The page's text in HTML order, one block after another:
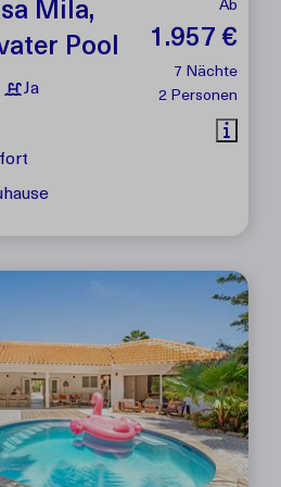
Ab
1.957 €
7 Nächte
2 Personen
Mila,
Pool
Ja